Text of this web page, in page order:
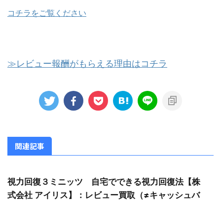
コチラをご覧ください
≫レビュー報酬がもらえる理由はコチラ
関連記事
視力回復３ミニッツ 自宅でできる視力回復法【株
式会社 アイリス】：レビュー買取（≠キャッシュバ